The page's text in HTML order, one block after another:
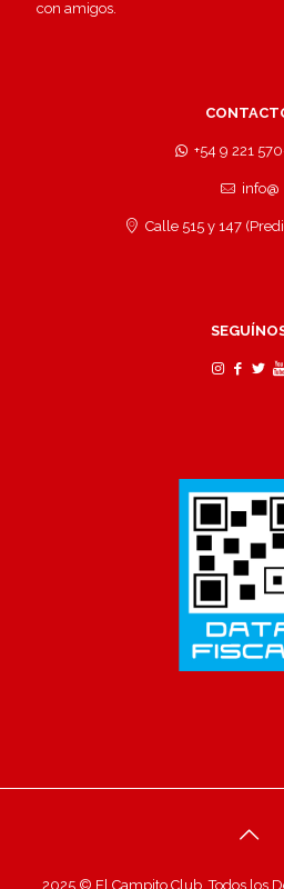
con amigos.
+54 9 221
info@
Calle 515 y 147
2025 © El Campito Club. Todos los